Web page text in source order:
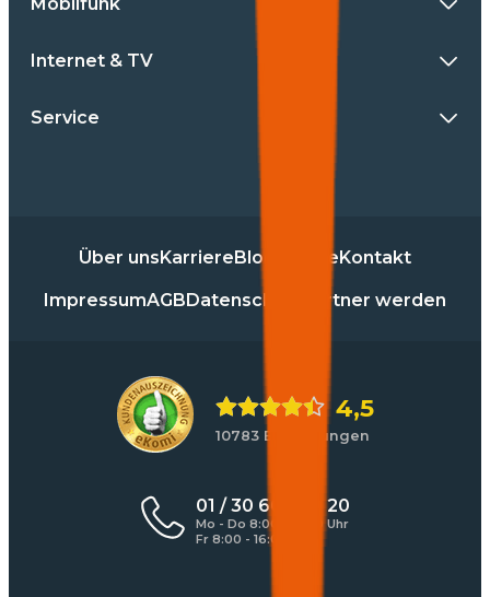
Internet & TV
Service
Über unsKarriereBlog PresseKontakt
ImpressumAGBDatenschutz Partner werden
4,5
10783 Bewertungen
01 / 30 60 900 20
Mo - Do 8:00 - 17:00 Uhr
Fr 8:00 - 16:00 Uhr